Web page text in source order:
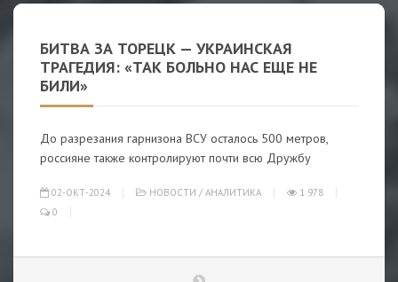
БИТВА ЗА ТОРЕЦК — УКРАИНСКАЯ
ТРАГЕДИЯ: «ТАК БОЛЬНО НАС ЕЩЕ НЕ
БИЛИ»
До разрезания гарнизона ВСУ осталось 500 метров,
россияне также контролируют почти всю Дружбу
02-ОКТ-2024 НОВОСТИ / АНАЛИТИКА
1 978
0